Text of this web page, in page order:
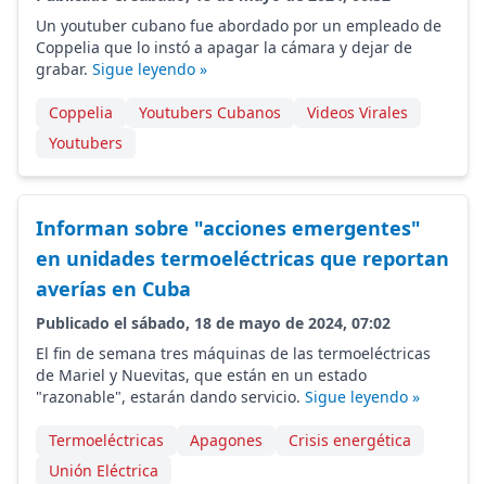
Un youtuber cubano fue abordado por un empleado de
Coppelia que lo instó a apagar la cámara y dejar de
grabar. Sigue leyendo »
Coppelia Youtubers Cubanos
Videos Virales
Youtubers
Informan sobre "acciones emergentes"
en unidades termoeléctricas que reportan
averías en Cuba
Publicado el sábado, 18 de mayo de 2024, 07:02
El fin de semana tres máquinas de las termoeléctricas
de Mariel y Nuevitas, que están en un estado
"razonable", estarán dando servicio. Sigue leyendo »
Termoeléctricas Apagones
Crisis energética
Unión Eléctrica